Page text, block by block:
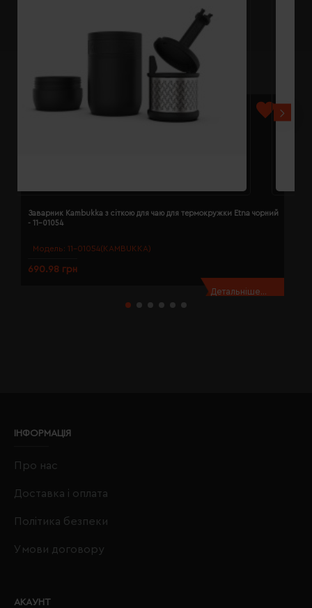
Модель: 11-01054(KAMBUKKA)
Заварник Kambukka з сіткою для чаю для термокружки Etna чорний
- 11-01054
690.98 грн
Детальніше...
ІНФОРМАЦІЯ
Про нас
Доставка і оплата
Політика безпеки
Умови договору
АКАУНТ